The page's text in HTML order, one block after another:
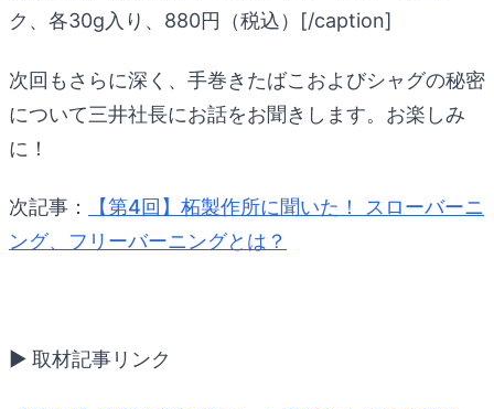
ク、各30g入り、880円（税込）[/caption]
次回もさらに深く、手巻きたばこおよびシャグの秘密
について三井社長にお話をお聞きします。お楽しみ
に！
次記事：
【第4回】柘製作所に聞いた！ スローバーニ
ング、フリーバーニングとは？
▶︎ 取材記事リンク